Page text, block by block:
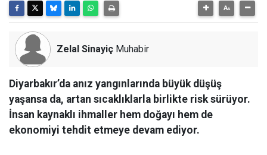
Zelal Sinayiç Muhabir
Diyarbakır’da anız yangınlarında büyük düşüş
yaşansa da, artan sıcaklıklarla birlikte risk sürüyor.
İnsan kaynaklı ihmaller hem doğayı hem de
ekonomiyi tehdit etmeye devam ediyor.